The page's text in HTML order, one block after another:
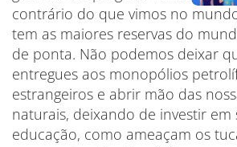
contrário do que vimos no
tem as maiores reservas do
de ponta. Não podemos deixar
entregues aos monopólios
estrangeiros e abrir mão das
naturais, deixando de investir em
educação, como ameaçam os